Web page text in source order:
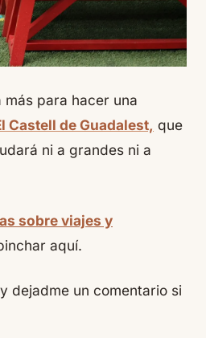
más para hacer una
Castell de Guadalest, que
ni a grandes ni a
sobre viajes y
aquí.
dejadme un comentario si